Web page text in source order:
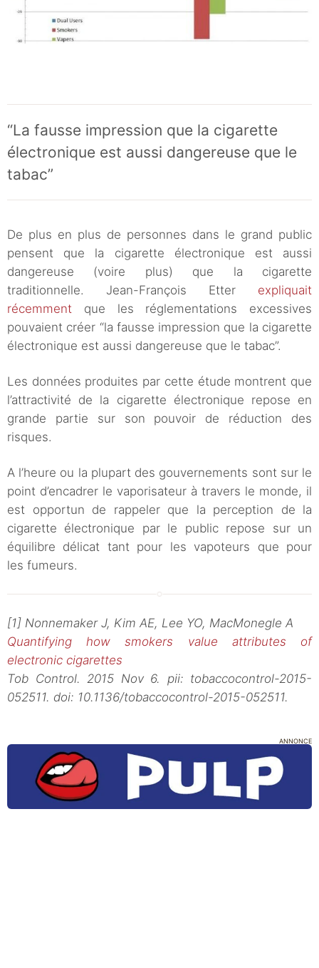
“La fausse impression que la cigarette
électronique est aussi dangereuse que le
tabac”
De plus en plus de personnes dans le grand public
pensent que la cigarette électronique est aussi
dangereuse (voire plus) que la cigarette
traditionnelle. Jean-François Etter expliquait
récemment que les réglementations excessives
pouvaient créer “la fausse impression que la cigarette
électronique est aussi dangereuse que le tabac”.
Les données produites par cette étude montrent que
l’attractivité de la cigarette électronique repose en
grande partie sur son pouvoir de réduction des
risques.
A l’heure ou la plupart des gouvernements sont sur le
point d’encadrer le vaporisateur à travers le monde, il
est opportun de rappeler que la perception de la
cigarette électronique par le public repose sur un
équilibre délicat tant pour les vapoteurs que pour
les fumeurs.
[1] Nonnemaker J, Kim AE, Lee YO, MacMonegle A
Quantifying how smokers value attributes of
electronic cigarettes
Tob Control. 2015 Nov 6. pii: tobaccocontrol-2015-
052511. doi: 10.1136/tobaccocontrol-2015-052511.
ANNONCE